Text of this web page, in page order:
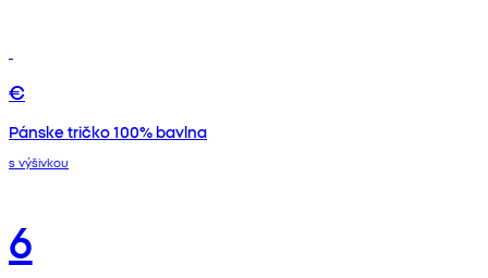
€
Pánske tričko 100% bavlna
s výšivkou
6